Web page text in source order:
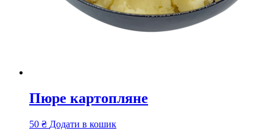
Пюре картопляне
50 ₴ Додати в кошик